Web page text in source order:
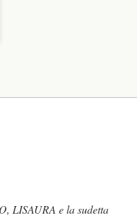
LISAURA e la sudetta